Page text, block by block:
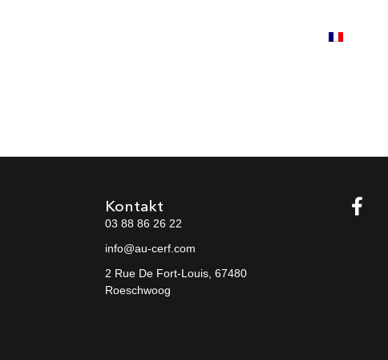
DE
Kontakt
03 88 86 26 22
info@au-cerf.com
2 Rue De Fort-Louis, 67480
Roeschwoog